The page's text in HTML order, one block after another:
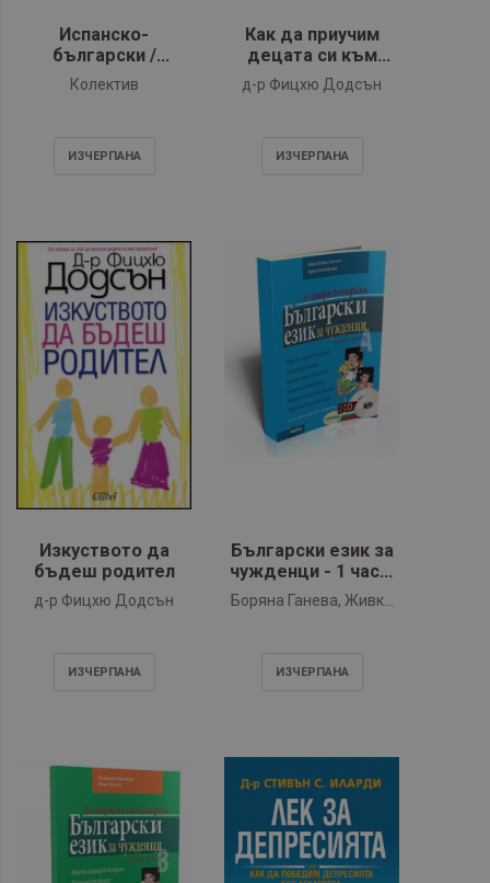
Испанско-
български /
Българо-испански
Колектив
ИЗЧЕРПАНA
Как да приучим
децата си към
дисциплина
д-р Фицхю Додсън
ИЗЧЕРПАНA
Изкуството да
бъдеш родител
д-р Фицхю Додсън
ИЗЧЕРПАНA
Български език за
чужденци - 1 част.
Аз говоря
български (+2 CD)
Боряна Ганева, Живка
ИЗЧЕРПАНA